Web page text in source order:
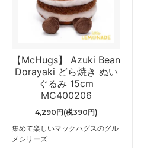
【McHugs】 Azuki Bean
Dorayaki どら焼き ぬい
ぐるみ 15cm
MC400206
4,290円(税390円)
集めて楽しいマックハグスのグル
メシリーズ